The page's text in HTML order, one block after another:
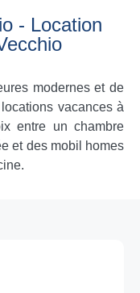
- Location
modernes et de
vacances à
entre un chambre
et des mobil homes